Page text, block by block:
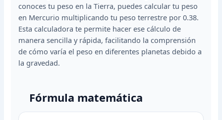
conoces tu peso en la Tierra, puedes calcular tu peso
en Mercurio multiplicando tu peso terrestre por 0.38.
Esta calculadora te permite hacer ese cálculo de
manera sencilla y rápida, facilitando la comprensión
de cómo varía el peso en diferentes planetas debido a
la gravedad.
Fórmula matemática